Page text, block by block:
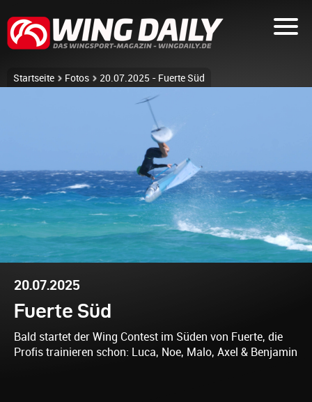
Startseite Fotos 20.07.2025 - Fuerte Süd
20.07.2025
Fuerte Süd
Bald startet der Wing Contest im Süden von Fuerte, die
Profis trainieren schon: Luca, Noe, Malo, Axel & Benjamin